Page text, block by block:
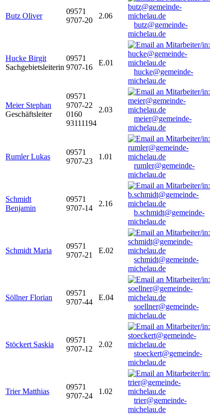
Butz Oliver
09571
9707-20
2.06
butz@gemeinde-
michelau.de
Hucke Birgit
Sachgebietsleiterin
09571
9707-16
E.01
hucke@gemeinde-
michelau.de
Meier Stephan
Geschäftsleiter
09571
9707-22
0160
93111194
2.03
meier@gemeinde-
michelau.de
Rumler Lukas
09571
9707-23
1.01
rumler@gemeinde-
michelau.de
Schmidt
Benjamin
09571
9707-14
2.16
b.schmidt@gemeinde-
michelau.de
Schmidt Maria
09571
9707-21
E.02
schmidt@gemeinde-
michelau.de
Söllner Florian
09571
9707-44
E.04
soellner@gemeinde-
michelau.de
Stöckert Saskia
09571
9707-12
2.02
stoeckert@gemeinde-
michelau.de
Trier Matthias
09571
9707-24
1.02
trier@gemeinde-
michelau.de